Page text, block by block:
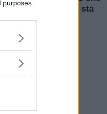
purposes
andare in burnout sta
"crollando"